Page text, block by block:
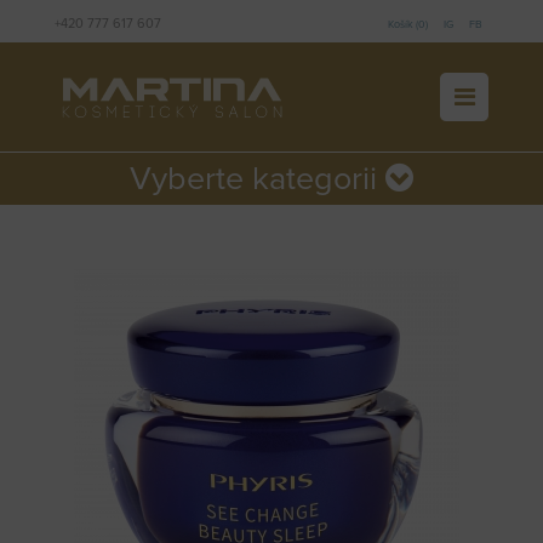
+420 777 617 607 Košík (0) IG FB
Vyberte kategorii